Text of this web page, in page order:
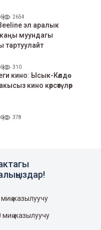
2654
эл аралык
муундагы
тартуулайт
310
кино: Ысык-Көлдө
кино көрсөтүлөр
378
жазылуучу
миң жазылуучу